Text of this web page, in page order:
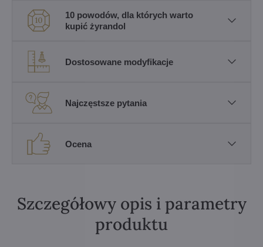
10 powodów, dla których warto
kupić żyrandol
Dostosowane modyfikacje
Najczęstsze pytania
Ocena
Szczegółowy opis i parametry
produktu